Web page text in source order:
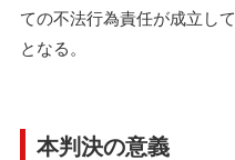
ての不法行為責任が成立し
となる。
本判決の意義